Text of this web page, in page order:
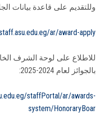
وللتقديم على قاعدة بيانات
ar/award-apply
للاطلاع على لوحة الشرف
بالجوائز لعام 2024-2025:
staffPortal/ar/awards-
system/HonoraryBoar